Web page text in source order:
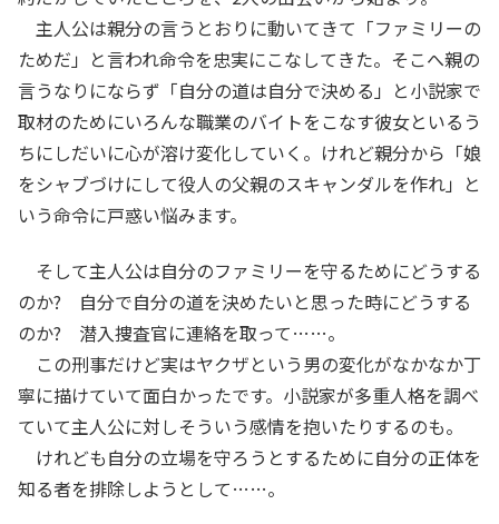
主人公は親分の言うとおりに動いてきて「ファミリーの
ためだ」と言われ命令を忠実にこなしてきた。そこへ親の
言うなりにならず「自分の道は自分で決める」と小説家で
取材のためにいろんな職業のバイトをこなす彼女といるう
ちにしだいに心が溶け変化していく。けれど親分から「娘
をシャブづけにして役人の父親のスキャンダルを作れ」と
いう命令に戸惑い悩みます。
そして主人公は自分のファミリーを守るためにどうする
のか? 自分で自分の道を決めたいと思った時にどうする
のか? 潜入捜査官に連絡を取って……。
この刑事だけど実はヤクザという男の変化がなかなか丁
寧に描けていて面白かったです。小説家が多重人格を調べ
ていて主人公に対しそういう感情を抱いたりするのも。
けれども自分の立場を守ろうとするために自分の正体を
知る者を排除しようとして……。